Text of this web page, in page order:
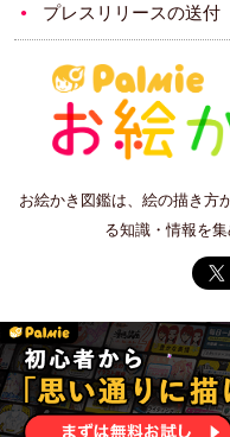
プレスリリースの送付
お絵かき図鑑は、絵の描き方
る知識・情報を